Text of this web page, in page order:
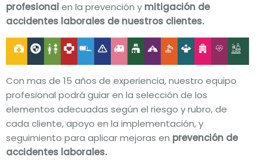
profesional en la prevención y mitigación de
accidentes laborales de nuestros clientes.
Con mas de 15 años de experiencia, nuestro equipo
profesional podrá guiar en la selección de los
elementos adecuadas según el riesgo y rubro, de
cada cliente, apoyo en la implementación, y
seguimiento para aplicar mejoras en prevención de
accidentes laborales.